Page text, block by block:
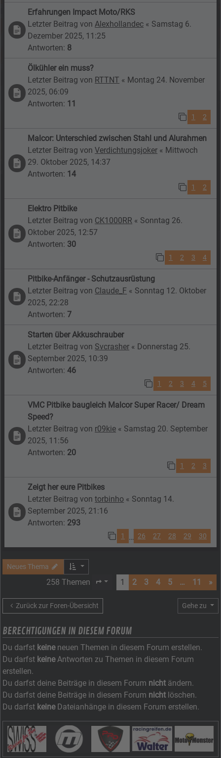
Erfahrungen Impact Moto/RKS
Letzter Beitrag von Alexhollandec « Samstag 6.
Dezember 2025, 11:25
Antworten: 8
Ölkühler ein muss?
Letzter Beitrag von RTTNT « Montag 24. November
2025, 06:09
Antworten: 11
1 2
Malcor: Unterschied zwischen Stahl und Alurahmen
Letzter Beitrag vonVerdichtungsjoker « Mittwoch
29. Oktober 2025, 14:37
Antworten: 14
1 2
Elektro Pitbike
Letzter Beitrag von CK1000RR « Sonntag 26.
Oktober 2025, 12:57
Antworten: 30
1 2 3 4
Pitbike-Anfänger - Schutzausrüstung
Letzter Beitrag von Claude_F « Sonntag 12. Oktober
2025, 22:28
Antworten:7
Starten über Akkuschrauber
Letzter Beitrag von Svcrasher « Donnerstag 25.
September 2025, 10:39
Antworten:46
1 2 3 4 5
VMC Pitbike baugleich Malcor Super Racer/ Dream
Speed?
Letzter Beitrag von r09kie « Samstag 20. September
2025, 11:56
Antworten: 20
1 2 3
Zeigt her eure Pitbikes
Letzter Beitrag vontorbinho « Sonntag 14.
September 2025, 21:16
Antworten: 293
1 … 26 27 28 29 30
Neues Thema
258 Themen Seite von11
1 2 3 4 5 … 11 »
Zurück zur Foren-Übersicht Gehe zu
BERECHTIGUNGEN IN DIESEM FORUM
Du darfst keineneuen Themen in diesem Forum erstellen.
Du darfst keineAntworten zu Themen in diesem Forum
erstellen.
Du darfst deine Beiträge in diesem Forum nicht ändern.
Du darfst deine Beiträge in diesem Forum nicht löschen.
Du darfst keineDateianhänge in diesem Forum erstellen.